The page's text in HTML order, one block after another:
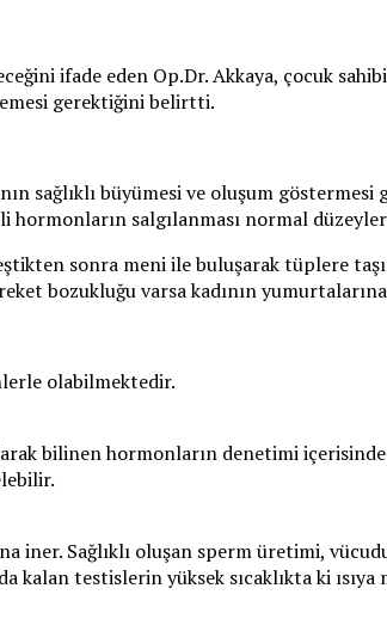
ifade eden Op.Dr. Akkaya, çocuk
gerektiğini belirtti.
sağlıklı büyümesi ve oluşum
salgılanması normal
sonra meni ile buluşarak tüplere
bozukluğu varsa kadının
olabilmektedir.
bilinen hormonların denetimi
Sağlıklı oluşan sperm üretimi,
testislerin yüksek sıcaklıkta ki ısıya